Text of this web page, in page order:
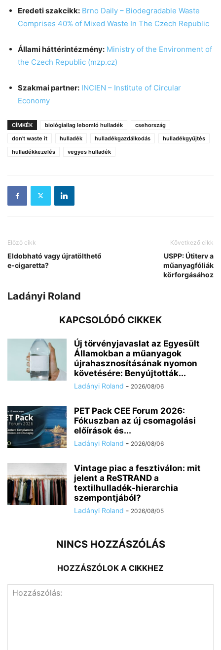
Eredeti szakcikk: Brno Daily – Biodegradable Waste
Comprises 40% of Mixed Waste In The Czech Republic
Állami háttérintézmény: Ministry of the Environment of
the Czech Republic (mzp.cz)
Szakmai partner: INCIEN – Institute of Circular
Economy
CÍMKÉK biológiailag lebomló hulladék
csehország
don't waste it
hulladék hulladékgazdálkodás
hulladékgyűjtés
hulladékkezelés
vegyes hulladék
Előző cikk
Eldobható vagy újratölthető
e-cigaretta?
Következő cikk
USPP: Útiterv a
műanyagfóliák
körforgásához
Ladányi Roland
KAPCSOLÓDÓ CIKKEK
Új törvényjavaslat az Egyesült
Államokban a műanyagok
újrahasznosításának nyomon
követésére: Benyújtották...
Ladányi Roland - 2026/08/06
PET Pack CEE Forum 2026:
Fókuszban az új csomagolási
előírások és...
Ladányi Roland - 2026/08/06
Vintage piac a fesztiválon: mit
jelent a ReSTRAND a
textilhulladék-hierarchia
szempontjából?
Ladányi Roland - 2026/08/05
NINCS HOZZÁSZÓLÁS
HOZZÁSZÓLOK A CIKKHEZ